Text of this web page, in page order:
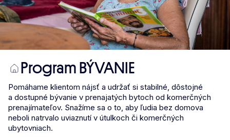
Program BÝVANIE
Pomáhame klientom nájsť a udržať si stabilné, dôstojné
a dostupné bývanie v prenajatých bytoch od komerčných
prenajímateľov. Snažíme sa o to, aby ľudia bez domova
neboli natrvalo uviaznutí v útulkoch či komerčných
ubytovniach.